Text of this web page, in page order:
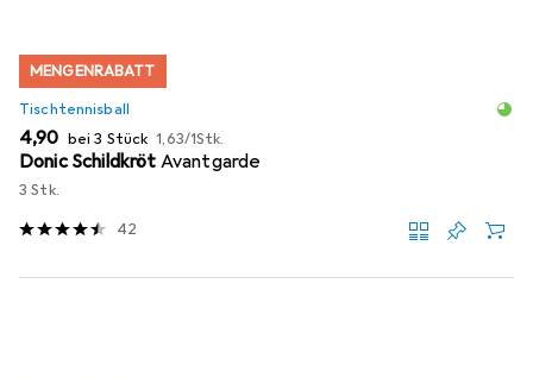
MENGENRABATT
Tischtennisball
EUR
4,90 bei 3 Stück EUR
1,63/1Stk.
Donic Schildkröt Avantgarde
3 Stk.
42